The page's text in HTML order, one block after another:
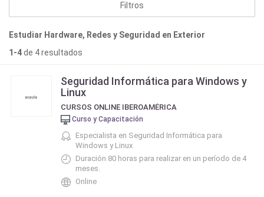
Filtros
Estudiar Hardware, Redes y Seguridad en Exterior
1-4de 4 resultados
Seguridad Informática para Windows y
Linux
CURSOS ONLINE IBEROAMÉRICA
Curso y Capacitación
Especialista en Seguridad Informática para
Windows y Linux
Duración 80 horas para realizar en un período de 4
meses.
Online